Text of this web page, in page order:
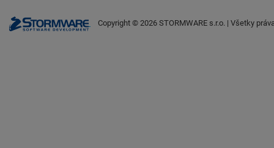
Copyright © 2026 STORMWARE s.r.o. | Všetky